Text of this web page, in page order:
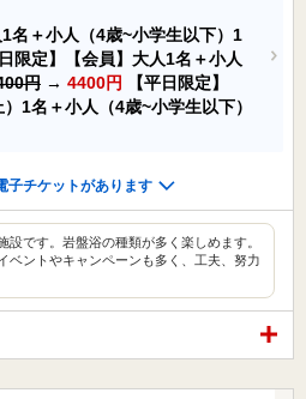
1名＋小人（4歳~小学生以下）1
日限定】【会員】大人1名＋小人
円 → 4400円
【平日限定】
1名＋小人（4歳~小学生以下）
子チケットがあります
設です。岩盤浴の種類が多く楽しめます。
ベントやキャンペーンも多く、工夫、努力